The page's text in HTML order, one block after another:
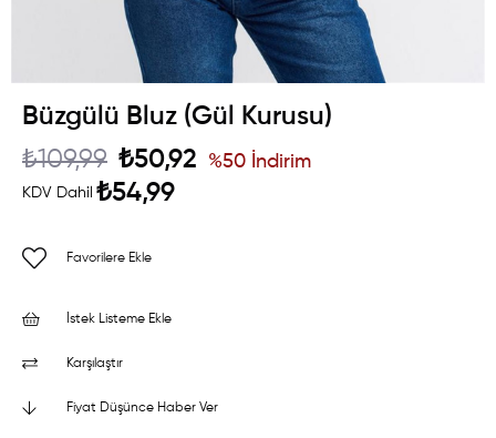
Büzgülü Bluz (Gül Kurusu)
₺109,99 ₺50,92
KDV Dahil ₺54,99
%50 İndirim
Favorilere Ekle
İstek Listeme Ekle
Karşılaştır
Fiyat Düşünce Haber Ver